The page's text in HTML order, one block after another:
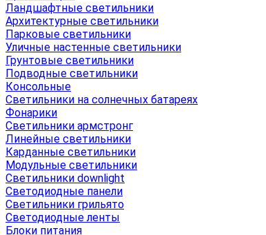
Ландшафтные светильники
Архитектурные светильники
Парковые светильники
Уличные настенные светильники
Грунтовые светильники
Подводные светильники
Консольные
Светильники на солнечных батареях
Фонарики
Светильники армстронг
Линейные светильники
Карданные светильники
Модульные светильники
Светильники downlight
Светодиодные панели
Светильники грильято
Светодиодные ленты
Блоки питания